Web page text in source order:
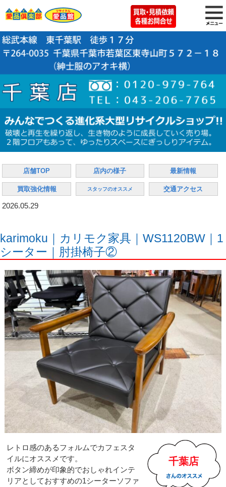
店舗TOP 店内の様子 最新情報
買取強化情報 スタッフのオススメ 交通アクセス
2026.05.29
karimoku｜カリモク家具｜WS1120BW｜1
シーター｜肘掛椅子②
千葉店
レトロ感のあるフォルムでカフェスタ
イルにオススメです。
ボタン締めが印象的でおしゃれインテ
リアとしておすすめの1シーターソファ